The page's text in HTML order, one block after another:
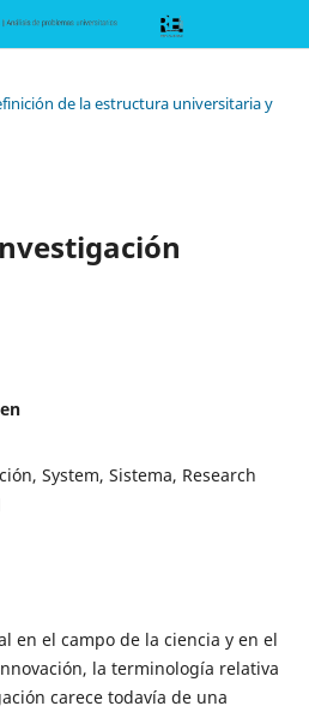
de la estructura universitaria y
System, Sistema, Research
en el campo de la ciencia y en el
la terminología relativa
carece todavía de una